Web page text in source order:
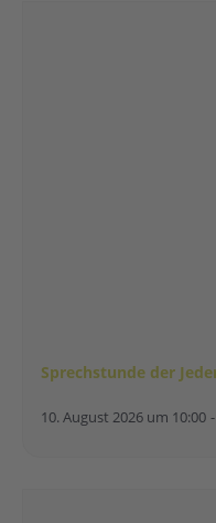
Sprechstunde der
10. August 2026 um 10:00 -